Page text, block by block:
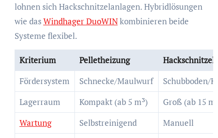
lohnen sich Hackschnitzelanlagen. Hybridlösungen
wie dasWindhager DuoWINkombinieren beide
Systeme flexibel.
Kriterium Pelletheizung
Fördersystem
Schnecke/Maulwurf
Schubboden/
Lagerraum
Kompakt (ab 5 m³)
Groß (ab 15
Wartung
Selbstreinigend
Manuell